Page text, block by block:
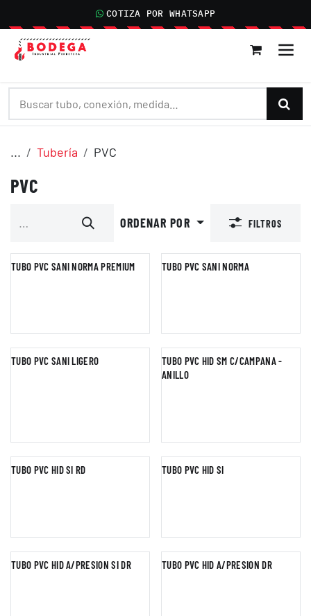
COTIZA POR WHATSAPP
... Tubería PVC
PVC
ORDENAR POR FILTROS
TUBO PVC SANI NORMA PREMIUM TUBO PVC SANI NORMA
TUBO PVC SANI LIGERO
TUBO PVC HID SM C/CAMPANA -
ANILLO
TUBO PVC HID SI RD TUBO PVC HID SI
TUBO PVC HID A/PRESION SI DR TUBO PVC HID A/PRESION DR